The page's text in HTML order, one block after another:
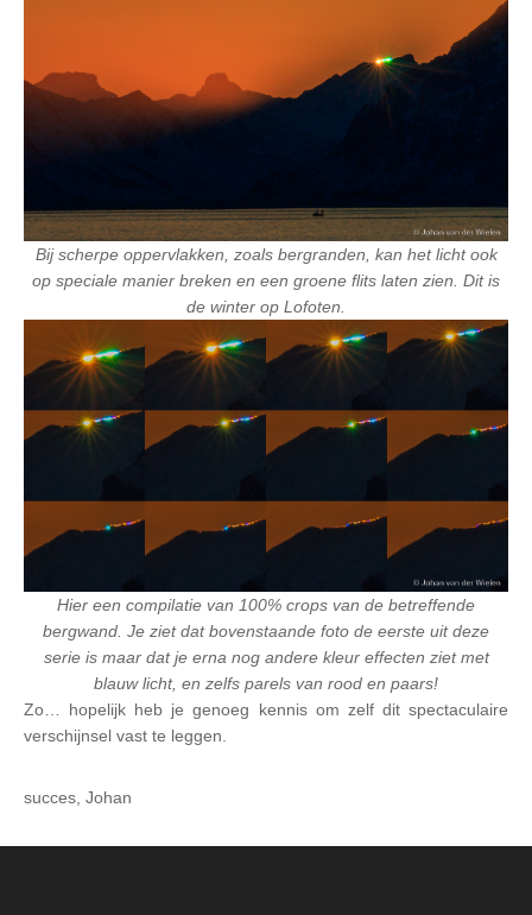
Bij scherpe oppervlakken, zoals bergranden, kan het licht ook
op speciale manier breken en een groene flits laten zien. Dit is
de winter op Lofoten.
Hier een compilatie van 100% crops van de betreffende
bergwand. Je ziet dat bovenstaande foto de eerste uit deze
serie is maar dat je erna nog andere kleur effecten ziet met
blauw licht, en zelfs parels van rood en paars!
Zo… hopelijk heb je genoeg kennis om zelf dit spectaculaire
verschijnsel vast te leggen.
succes, Johan